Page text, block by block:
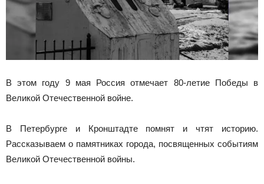
В этом году 9 мая Россия отмечает 80-летие Победы в
Великой Отечественной войне.
В Петербурге и Кронштадте помнят и чтят историю.
Рассказываем о памятниках города, посвященных событиям
Великой Отечественной войны.